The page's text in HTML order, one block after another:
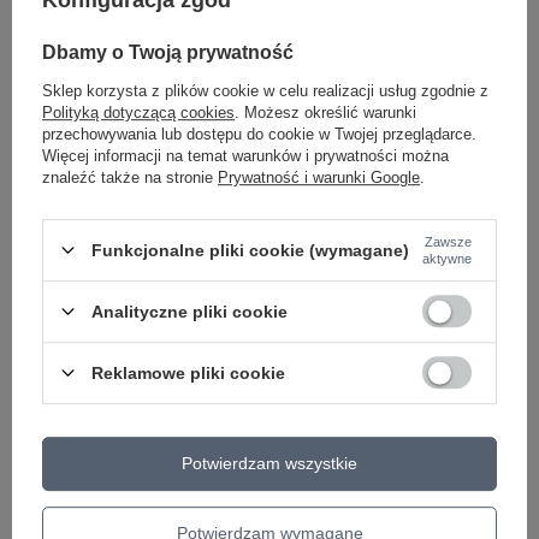
Cena regularna:
110,99 zł -46%
+ Dodaj do porównania + Dodaj do porównania
Czapka Under Armour
bejsbolówka BLITZING
+ Dodaj do porównania
Czapka zimowa Under
Armour Halftime Pom
Najniższa cena produktu w
okresie 30 dni przed
wprowadzeniem obniżki:
Dbamy o Twoją prywatność
Sklep korzysta z plików cookie w celu realizacji usług zgodnie z
Polityką dotyczącą cookies . Możesz określić warunki
przechowywania lub dostępu do cookie w Twojej przeglądarce.
Więcej informacji na temat warunków i prywatności można
znaleźć także na stronie Prywatność i warunki Google
Funkcjonalne pliki cookie (wymagane)
Zawsze
aktywne
Analityczne pliki cookie
Reklamowe pliki cookie
Potwierdzam wymagane
Potwierdzam wszystkie